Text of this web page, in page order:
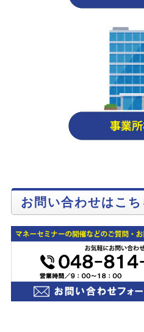
お問い合わせはこち